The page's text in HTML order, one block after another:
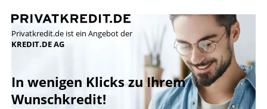
Privatkredit.de ist ein Angebot der
KREDIT.DE AG
In wenigen Klicks zu Ihrem
Wunschkredit!